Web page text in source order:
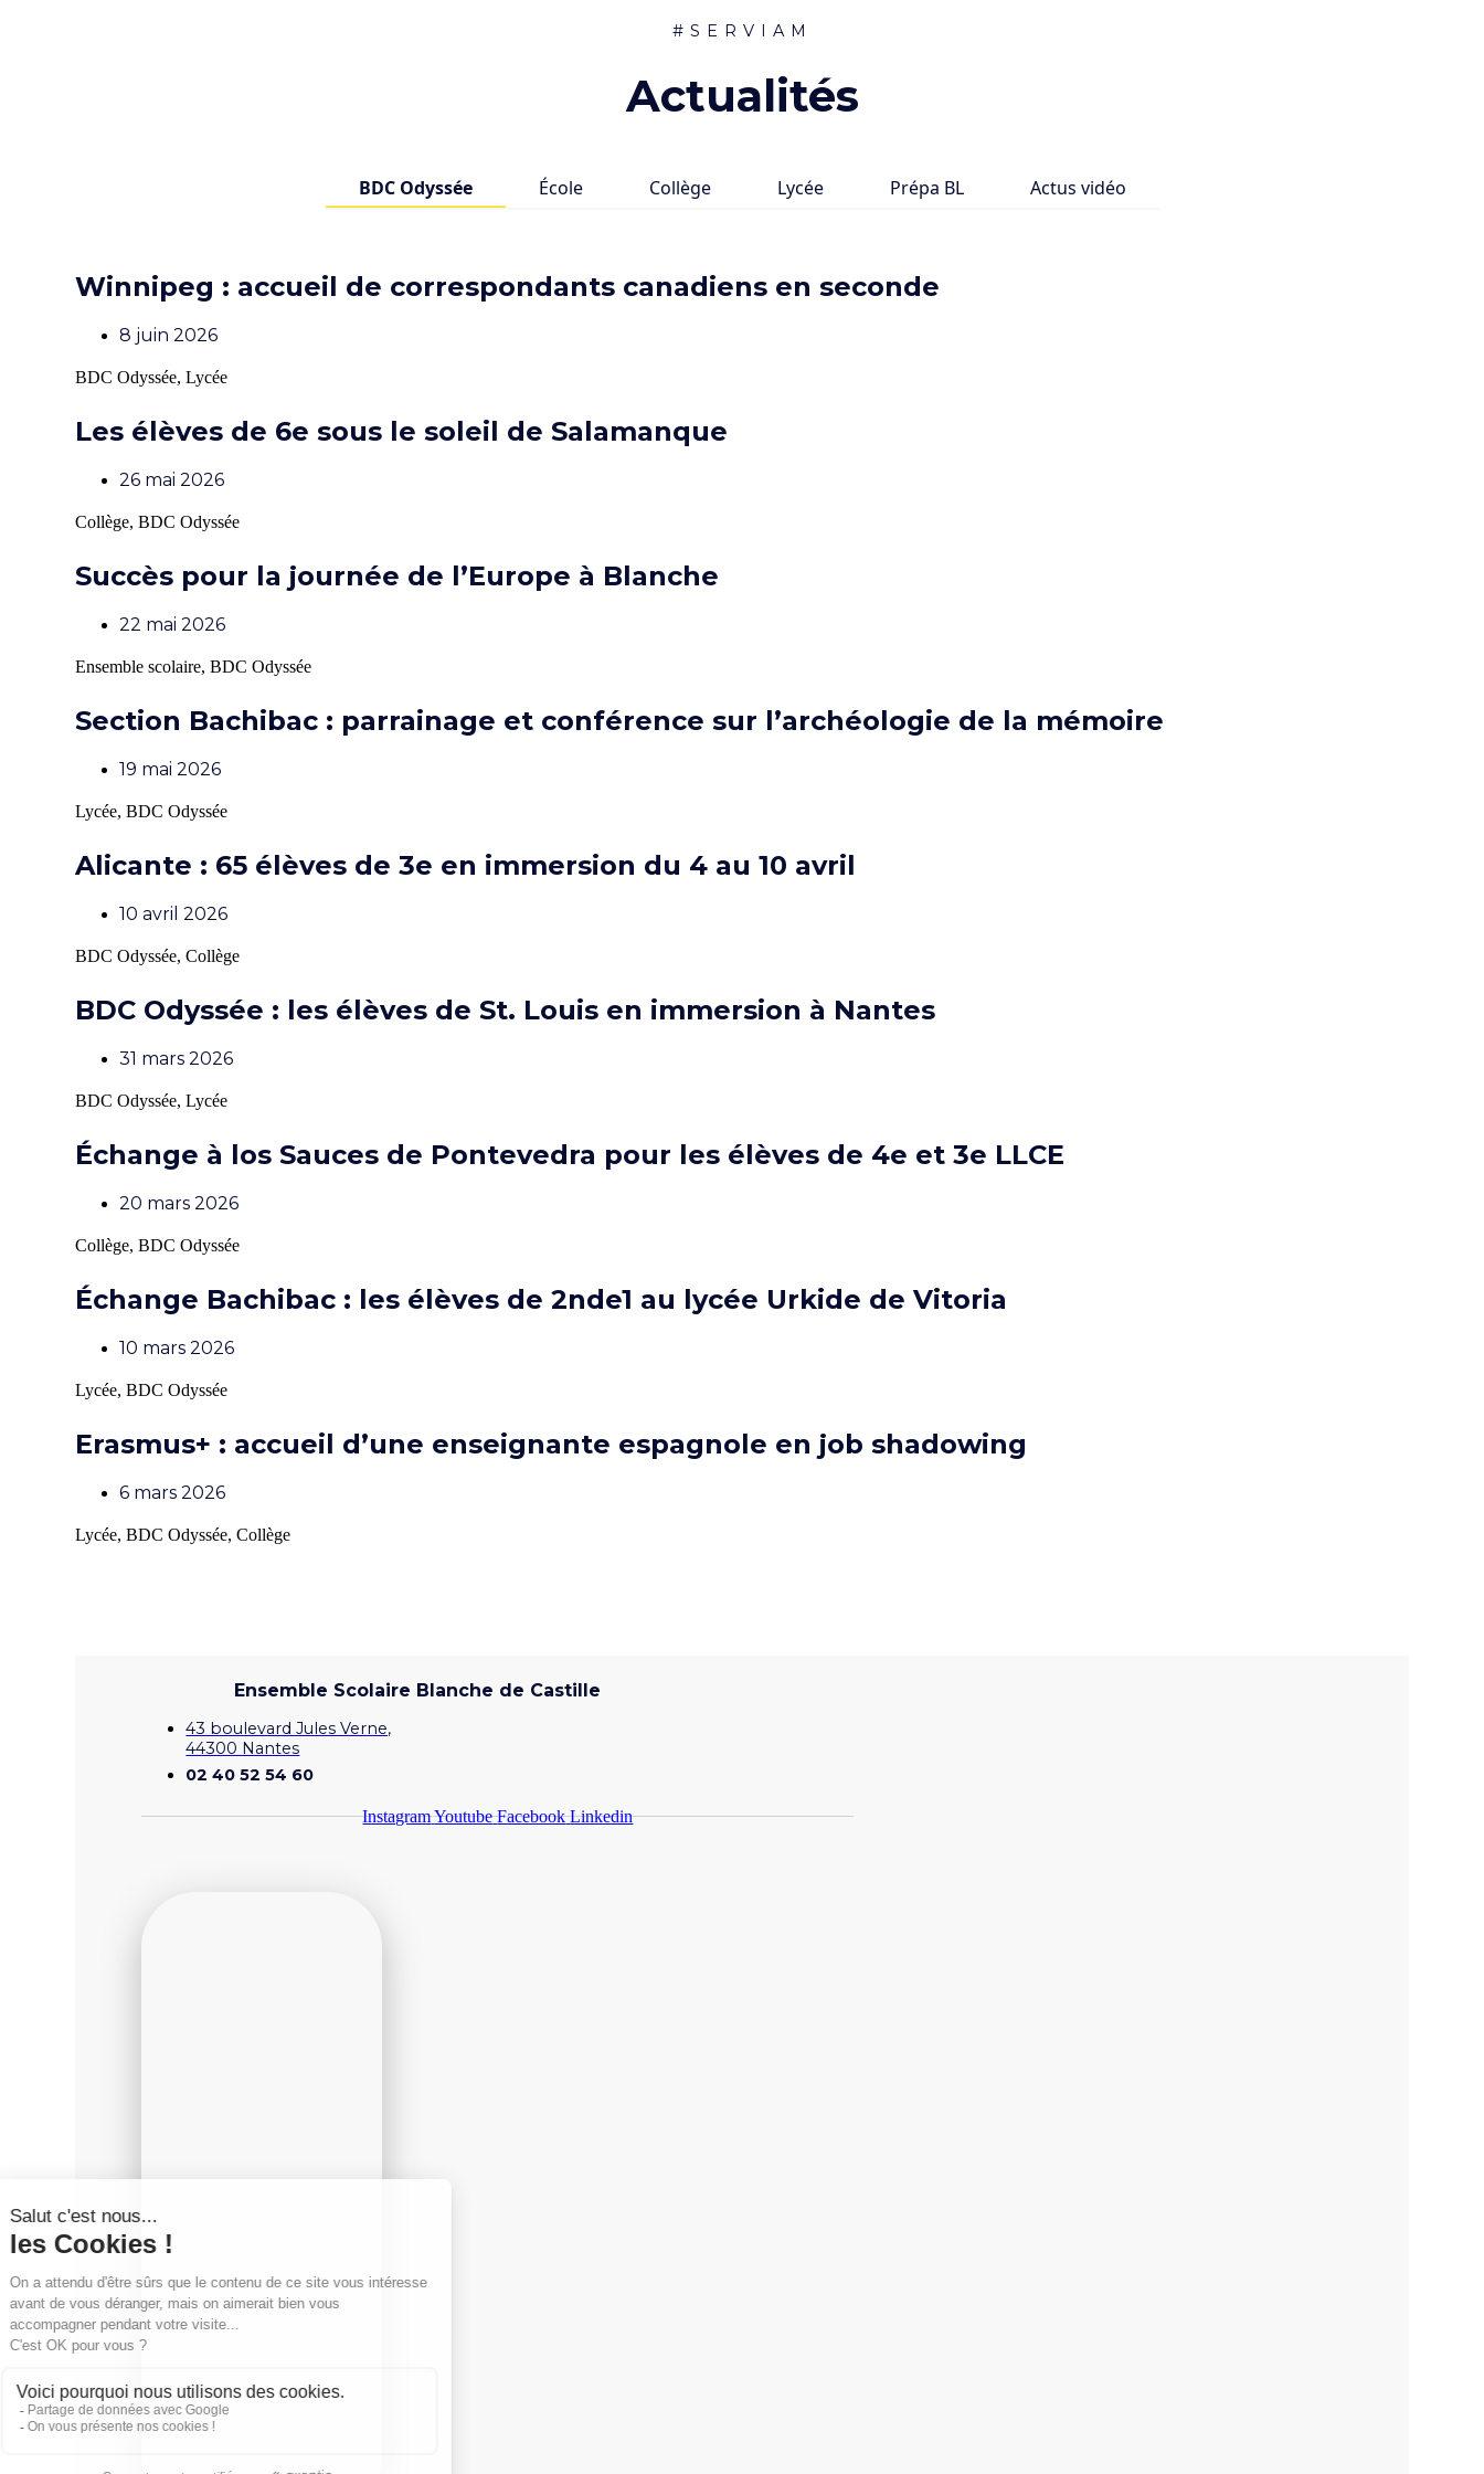
#SERVIAM
Actualités
BDC Odyssée École Collège Lycée Prépa BL Actus vidéo
Winnipeg : accueil de correspondants canadiens en seconde
8 juin 2026
BDC Odyssée, Lycée
Les élèves de 6e sous le soleil de Salamanque
26 mai 2026
Collège, BDC Odyssée
Succès pour la journée de l’Europe à Blanche
22 mai 2026
Ensemble scolaire, BDC Odyssée
Section Bachibac : parrainage et conférence sur l’archéologie de la mémoire
19 mai 2026
Lycée, BDC Odyssée
Alicante : 65 élèves de 3e en immersion du 4 au 10 avril
10 avril 2026
BDC Odyssée, Collège
BDC Odyssée : les élèves de St. Louis en immersion à Nantes
31 mars 2026
BDC Odyssée, Lycée
Échange à los Sauces de Pontevedra pour les élèves de 4e et 3e LLCE
20 mars 2026
Collège, BDC Odyssée
Échange Bachibac : les élèves de 2nde1 au lycée Urkide de Vitoria
10 mars 2026
Lycée, BDC Odyssée
Erasmus+ : accueil d’une enseignante espagnole en job shadowing
6 mars 2026
Lycée, BDC Odyssée, Collège
Ensemble Scolaire Blanche de Castille
43 boulevard Jules Verne,
44300 Nantes
02 40 52 54 60
InstagramYoutube Facebook Linkedin